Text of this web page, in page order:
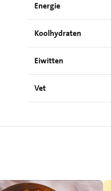
Energie
Koolhydraten
Eiwitten
Vet